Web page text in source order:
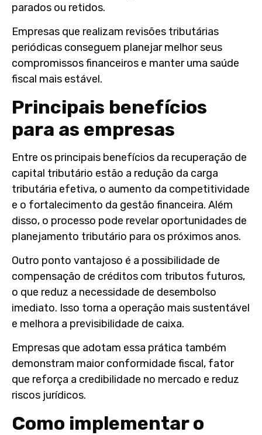
parados ou retidos.
Empresas que realizam revisões tributárias
periódicas conseguem planejar melhor seus
compromissos financeiros e manter uma saúde
fiscal mais estável.
Principais benefícios
para as empresas
Entre os principais benefícios da recuperação de
capital tributário estão a redução da carga
tributária efetiva, o aumento da competitividade
e o fortalecimento da gestão financeira. Além
disso, o processo pode revelar oportunidades de
planejamento tributário para os próximos anos.
Outro ponto vantajoso é a possibilidade de
compensação de créditos com tributos futuros,
o que reduz a necessidade de desembolso
imediato. Isso torna a operação mais sustentável
e melhora a previsibilidade de caixa.
Empresas que adotam essa prática também
demonstram maior conformidade fiscal, fator
que reforça a credibilidade no mercado e reduz
riscos jurídicos.
Como implementar o